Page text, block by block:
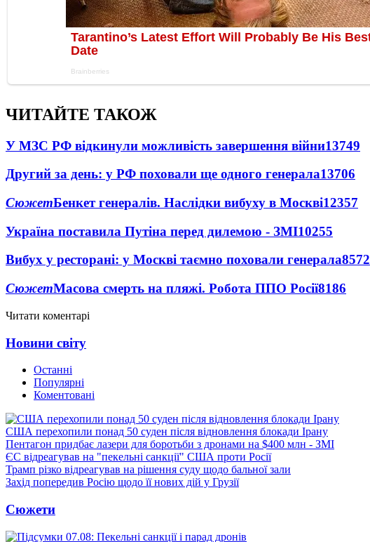
ЧИТАЙТЕ ТАКОЖ
У МЗС РФ відкинули можливість завершення війни13749
Другий за день: у РФ поховали ще одного генерала13706
СюжетБенкет генералів. Наслідки вибуху в Москві12357
Україна поставила Путіна перед дилемою - ЗМІ10255
Вибух у ресторані: у Москві таємно поховали генерала8572
СюжетМасова смерть на пляжі. Робота ППО Росії8186
Читати коментарі
Новини світу
Останні
Популярні
Коментовані
США перехопили понад 50 суден після відновлення блокади Ірану
Пентагон придбає лазери для боротьби з дронами на $400 млн - ЗМІ
ЄС відреагував на "пекельні санкції" США проти Росії
Трамп різко відреагував на рішення суду щодо бальної зали
Захід попередив Росію щодо її нових дій у Грузії
Сюжети